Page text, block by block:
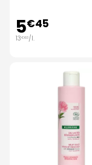
5€45
13€63/l.